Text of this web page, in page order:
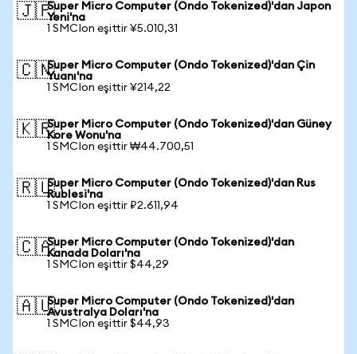
🇯🇵Super Micro Computer (Ondo Tokenized)'dan Japon
Yeni'na
1 SMCIon eşittir ¥5.010,31
🇨🇳Super Micro Computer (Ondo Tokenized)'dan Çin
Yuanı'na
1 SMCIon eşittir ¥214,22
🇰🇷Super Micro Computer (Ondo Tokenized)'dan Güney
Kore Wonu'na
1 SMCIon eşittir ₩44.700,51
🇷🇺Super Micro Computer (Ondo Tokenized)'dan Rus
Rublesi'na
1 SMCIon eşittir ₽2.611,94
🇨🇦Super Micro Computer (Ondo Tokenized)'dan
Kanada Doları'na
1 SMCIon eşittir $44,29
🇦🇺Super Micro Computer (Ondo Tokenized)'dan
Avustralya Doları'na
1 SMCIon eşittir $44,93